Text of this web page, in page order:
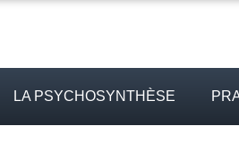
LA PSYCHOSYNTHÈSE